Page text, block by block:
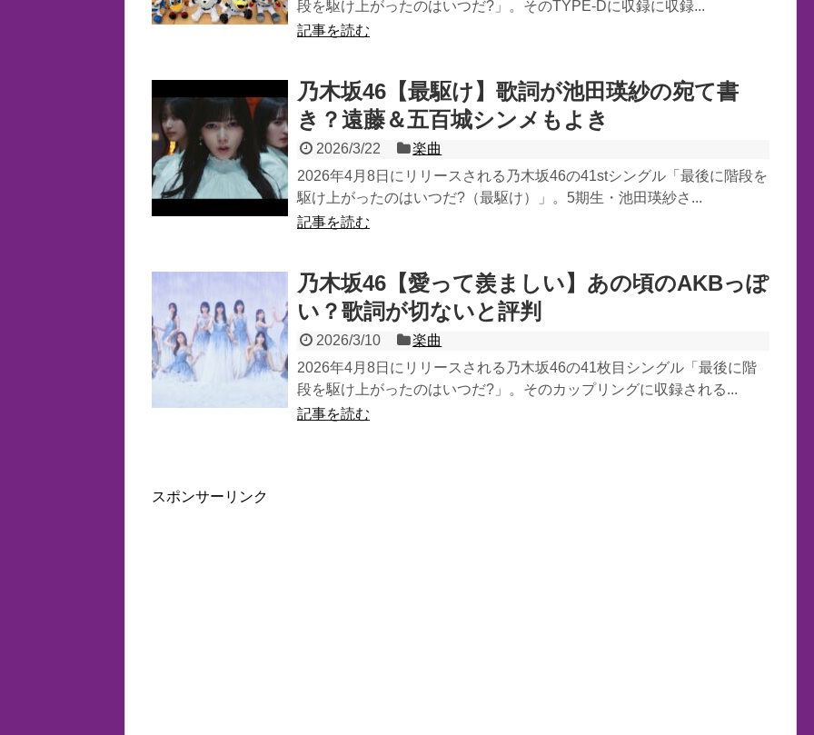
段を駆け上がったのはいつだ?」。そのTYPE-Dに収録に収録...
記事を読む
乃木坂46【最駆け】歌詞が池田瑛紗の宛て書
き？遠藤＆五百城シンメもよき
2026/3/22
楽曲
2026年4月8日にリリースされる乃木坂46の41stシングル「最後に階段を
駆け上がったのはいつだ?（最駆け）」。5期生・池田瑛紗さ...
記事を読む
乃木坂46【愛って羨ましい】あの頃のAKBっぽ
い？歌詞が切ないと評判
2026/3/10
楽曲
2026年4月8日にリリースされる乃木坂46の41枚目シングル「最後に階
段を駆け上がったのはいつだ?」。そのカップリングに収録される...
記事を読む
スポンサーリンク